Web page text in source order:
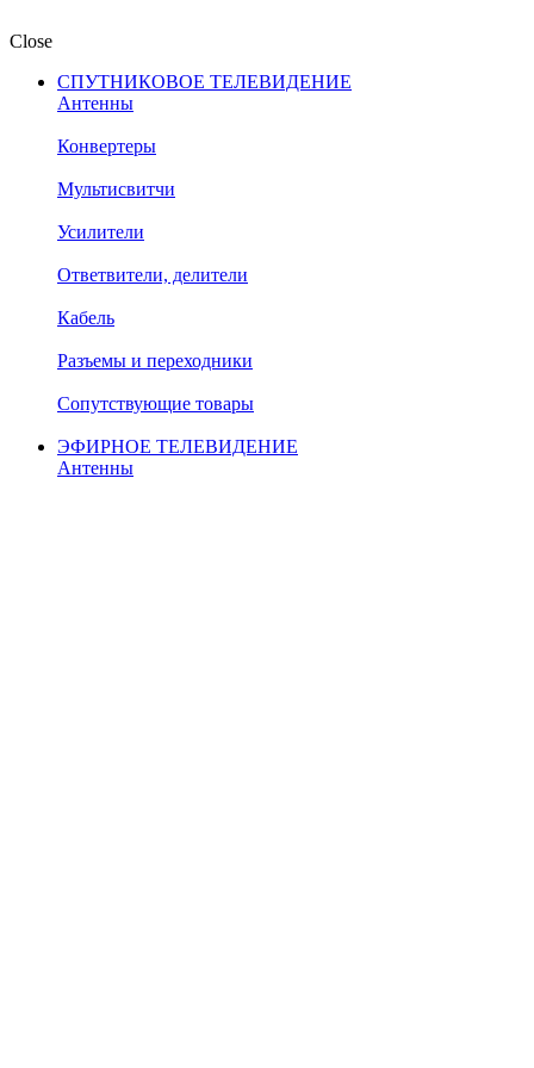
Close
СПУТНИКОВОЕ ТЕЛЕВИДЕНИЕ
Антенны
Конвертеры
Мультисвитчи
Усилители
Ответвители, делители
Кабель
Разъемы и переходники
Сопутствующие товары
ЭФИРНОЕ ТЕЛЕВИДЕНИЕ
Антенны